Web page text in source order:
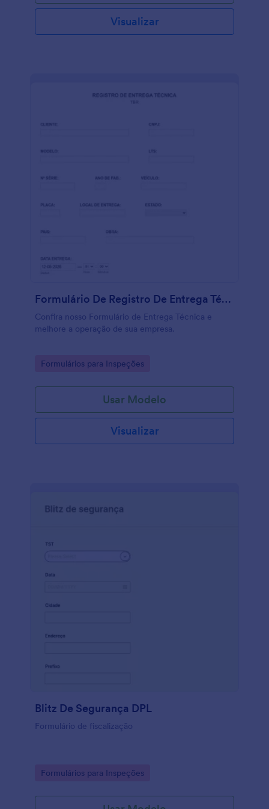
informações relevantes para o tipo de acomodação
que você fornece. Use este modelo de checklist de
quarto de hotel como base para o seu formulário e,
Visualizar
Formulário De Registro De Entrega Técnica
Confira nosso Formulário de Entrega Técnica e
melhore a operação de sua empresa.
Go to Category:
Formulários para Inspeções
Usar Modelo
Visualizar
Blitz De Segurança DPL
Formulário de fiscalização
Go to Category:
Formulários para Inspeções